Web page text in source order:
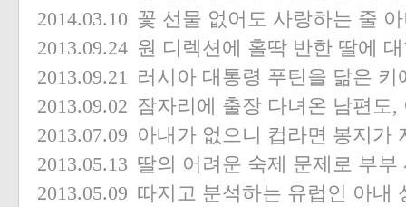
2014.03.10 꽃 선물 없어도 사랑하는 줄
2013.09.24 원 디렉션에 홀딱 반한 딸에
2013.09.21 러시아 대통령 푸틴을 닮은 키
2013.09.02 잠자리에 출장 다녀온 남편도,
2013.07.09 아내가 없으니 컵라면 봉지가
2013.05.13 딸의 어려운 숙제 문제로 부부
2013.05.09 따지고 분석하는 유럽인 아내